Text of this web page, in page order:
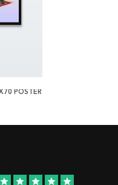
POSTER
star star star star star